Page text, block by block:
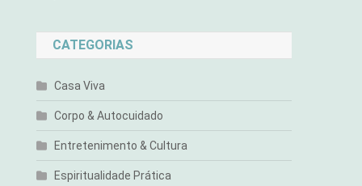
CATEGORIAS
Casa Viva
Corpo & Autocuidado
Entretenimento & Cultura
Espiritualidade Prática